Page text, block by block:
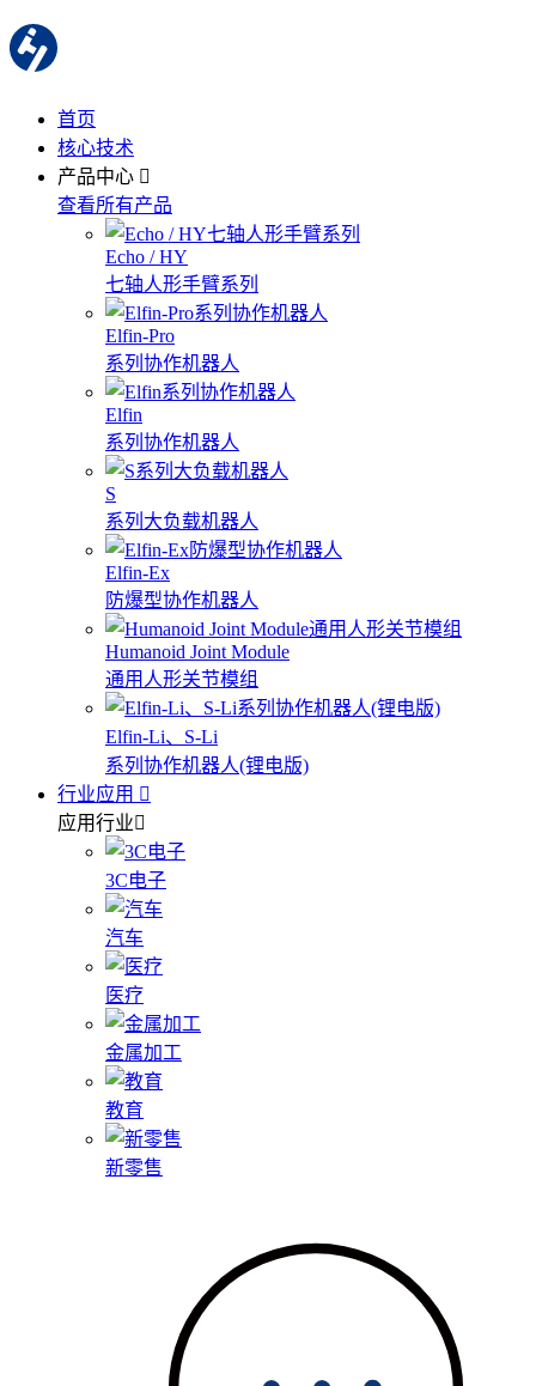
首页
核心技术
产品中心
查看所有产品
Echo / HY
七轴人形手臂系列
Elfin-Pro
系列协作机器人
Elfin
系列协作机器人
S
系列大负载机器人
Elfin-Ex
防爆型协作机器人
Humanoid Joint Module
通用人形关节模组
Elfin-Li、S-Li
系列协作机器人(锂电版)
行业应用
应用行业
3C电子
汽车
医疗
金属加工
教育
新零售